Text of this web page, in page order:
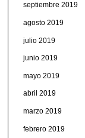
septiembre 2019
agosto 2019
julio 2019
junio 2019
mayo 2019
abril 2019
marzo 2019
febrero 2019